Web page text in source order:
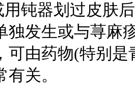
钝器划过皮肤
独发生或与荨麻
可由药物(特别
关。